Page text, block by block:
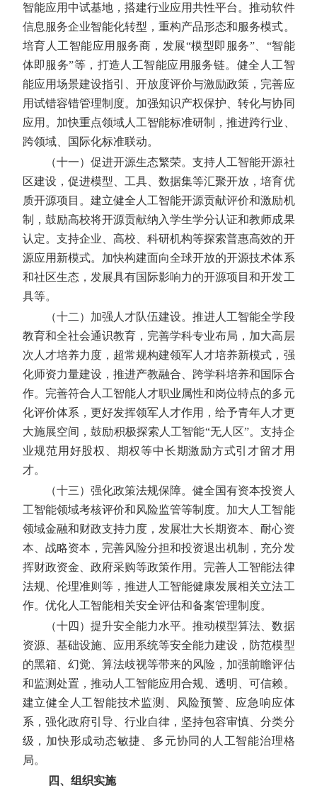
智能应用中试基地，搭建行业应用共性平台。推动软件
信息服务企业智能化转型，重构产品形态和服务模式。
培育人工智能应用服务商，发展“模型即服务”、“智能
体即服务”等，打造人工智能应用服务链。健全人工智
能应用场景建设指引、开放度评价与激励政策，完善应
用试错容错管理制度。加强知识产权保护、转化与协同
应用。加快重点领域人工智能标准研制，推进跨行业、
跨领域、国际化标准联动。
（十一）促进开源生态繁荣。支持人工智能开源社
区建设，促进模型、工具、数据集等汇聚开放，培育优
质开源项目。建立健全人工智能开源贡献评价和激励机
制，鼓励高校将开源贡献纳入学生学分认证和教师成果
认定。支持企业、高校、科研机构等探索普惠高效的开
源应用新模式。加快构建面向全球开放的开源技术体系
和社区生态，发展具有国际影响力的开源项目和开发工
具等。
（十二）加强人才队伍建设。推进人工智能全学段
教育和全社会通识教育，完善学科专业布局，加大高层
次人才培养力度，超常规构建领军人才培养新模式，强
化师资力量建设，推进产教融合、跨学科培养和国际合
作。完善符合人工智能人才职业属性和岗位特点的多元
化评价体系，更好发挥领军人才作用，给予青年人才更
大施展空间，鼓励积极探索人工智能“无人区”。支持企
业规范用好股权、期权等中长期激励方式引才留才用
才。
（十三）强化政策法规保障。健全国有资本投资人
工智能领域考核评价和风险监管等制度。加大人工智能
领域金融和财政支持力度，发展壮大长期资本、耐心资
本、战略资本，完善风险分担和投资退出机制，充分发
挥财政资金、政府采购等政策作用。完善人工智能法律
法规、伦理准则等，推进人工智能健康发展相关立法工
作。优化人工智能相关安全评估和备案管理制度。
（十四）提升安全能力水平。推动模型算法、数据
资源、基础设施、应用系统等安全能力建设，防范模型
的黑箱、幻觉、算法歧视等带来的风险，加强前瞻评估
和监测处置，推动人工智能应用合规、透明、可信赖。
建立健全人工智能技术监测、风险预警、应急响应体
系，强化政府引导、行业自律，坚持包容审慎、分类分
级，加快形成动态敏捷、多元协同的人工智能治理格
局。
四、组织实施